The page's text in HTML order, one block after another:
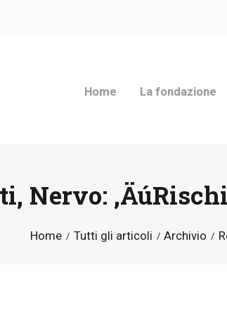
Home La fondazione
Nervo:
Home Tutti gli articoli Archivio
ATTIVITÀ E